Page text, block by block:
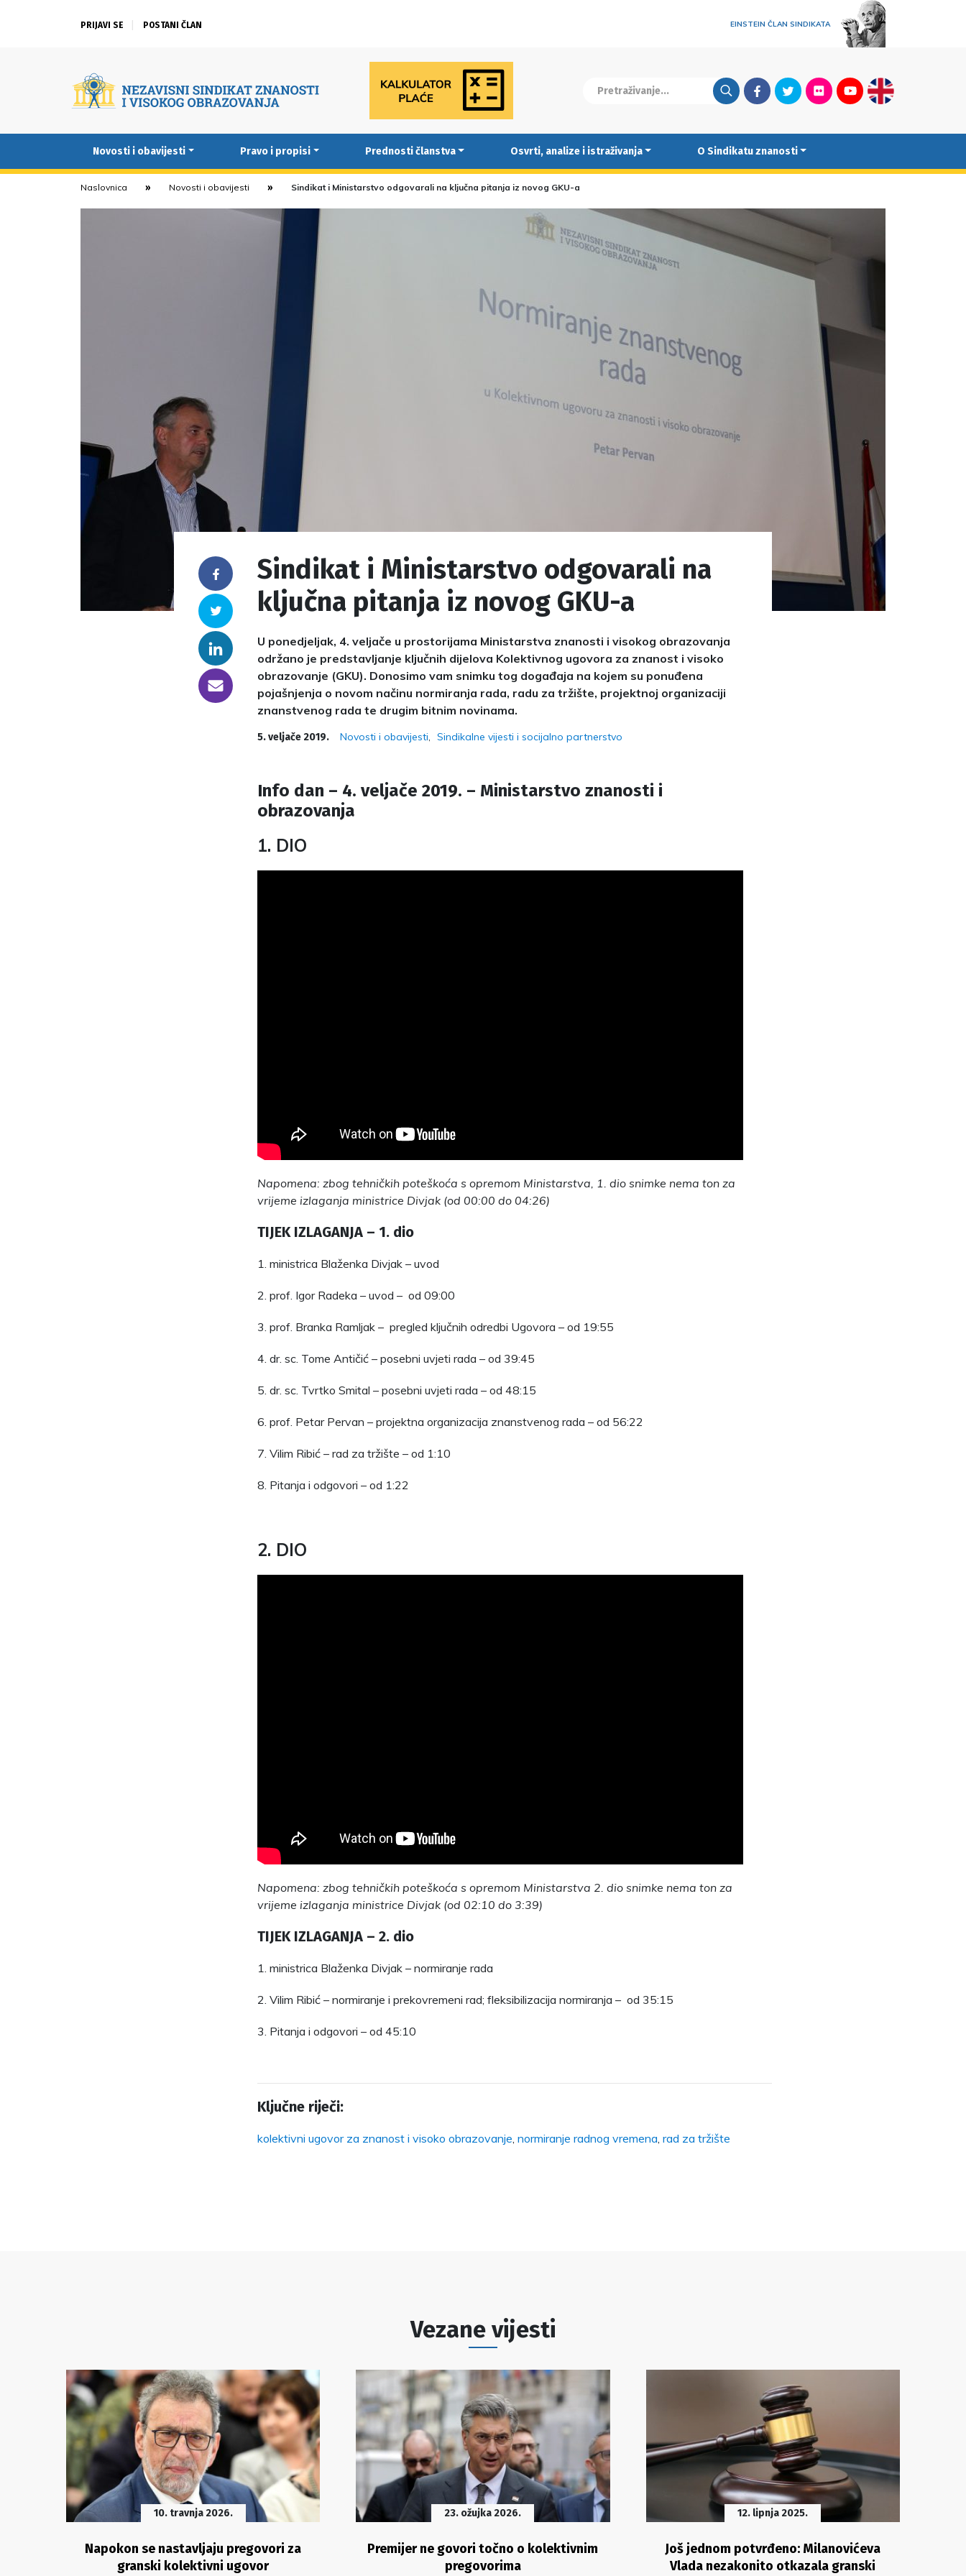
PRIJAVI SE POSTANI ČLAN EINSTEIN ČLAN SINDIKATA
FacebookTwitterFlickrYoutubeEnglish
Novosti i obavijesti Pravo i propisi Prednosti članstva Osvrti, analize i istraživanja O Sindikatu znanosti
Naslovnica Novosti i obavijesti Sindikat i Ministarstvo odgovarali na ključna pitanja iz novog GKU-a
Facebook
Twitter
Linkedin
someone@yoursite.com
Sindikat i Ministarstvo odgovarali na
ključna pitanja iz novog GKU-a
U ponedjeljak, 4. veljače u prostorijama Ministarstva znanosti i visokog obrazovanja
održano je predstavljanje ključnih dijelova Kolektivnog ugovora za znanost i visoko
obrazovanje (GKU). Donosimo vam snimku tog događaja na kojem su ponuđena
pojašnjenja o novom načinu normiranja rada, radu za tržište, projektnoj organizaciji
znanstvenog rada te drugim bitnim novinama.
5. veljače 2019. Novosti i obavijesti Sindikalne vijesti i socijalno partnerstvo
Info dan – 4. veljače 2019. – Ministarstvo znanosti i
obrazovanja
1. DIO
Napomena: zbog tehničkih poteškoća s opremom Ministarstva, 1. dio snimke nema ton za
vrijeme izlaganja ministrice Divjak (od 00:00 do 04:26)
TIJEK IZLAGANJA – 1. dio
1. ministrica Blaženka Divjak – uvod
2. prof. Igor Radeka – uvod – od 09:00
3. prof. Branka Ramljak – pregled ključnih odredbi Ugovora – od 19:55
4. dr. sc. Tome Antičić – posebni uvjeti rada – od 39:45
5. dr. sc. Tvrtko Smital – posebni uvjeti rada – od 48:15
6. prof. Petar Pervan – projektna organizacija znanstvenog rada – od 56:22
7. Vilim Ribić – rad za tržište – od 1:10
8. Pitanja i odgovori – od 1:22
2. DIO
Napomena: zbog tehničkih poteškoća s opremom Ministarstva 2. dio snimke nema ton za
vrijeme izlaganja ministrice Divjak (od 02:10 do 3:39)
TIJEK IZLAGANJA – 2. dio
1. ministrica Blaženka Divjak – normiranje rada
2. Vilim Ribić – normiranje i prekovremeni rad; fleksibilizacija normiranja – od 35:15
3. Pitanja i odgovori – od 45:10
Ključne riječi:
kolektivni ugovor za znanost i visoko obrazovanje normiranje radnog vremena rad za tržište
Vezane vijesti
10. travnja 2026.
Napokon se nastavljaju pregovori za
granski kolektivni ugovor
23. ožujka 2026.
Premijer ne govori točno o kolektivnim
pregovorima
12. lipnja 2025.
Još jednom potvrđeno: Milanovićeva
Vlada nezakonito otkazala granski